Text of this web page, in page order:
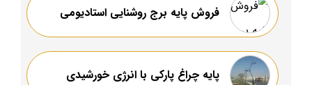
فروش پایه برج روشنایی استادیومی
پایه‌ چراغ پارکی با انرژی خورشیدی